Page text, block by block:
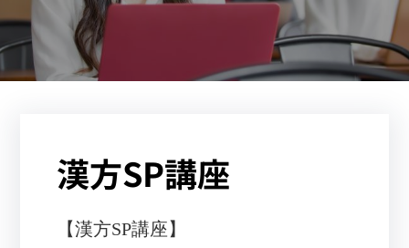
漢方SP講座
【漢方SP講座】